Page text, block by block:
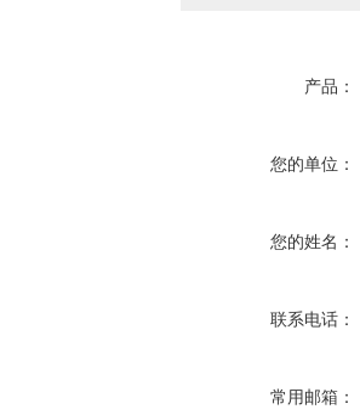
产品：
您的单位：
您的姓名：
联系电话：
常用邮箱：